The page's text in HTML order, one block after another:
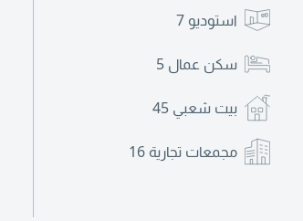
استوديو 7
سكن عمال 5
بيت شعبي 45
مجمعات تجارية 16